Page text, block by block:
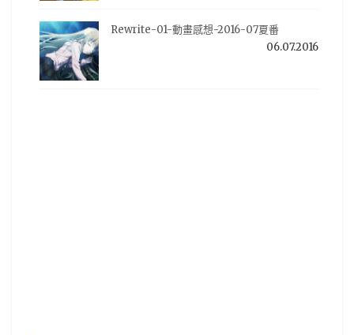
Rewrite-01-動畫感想-2016-07夏番
06.07.2016